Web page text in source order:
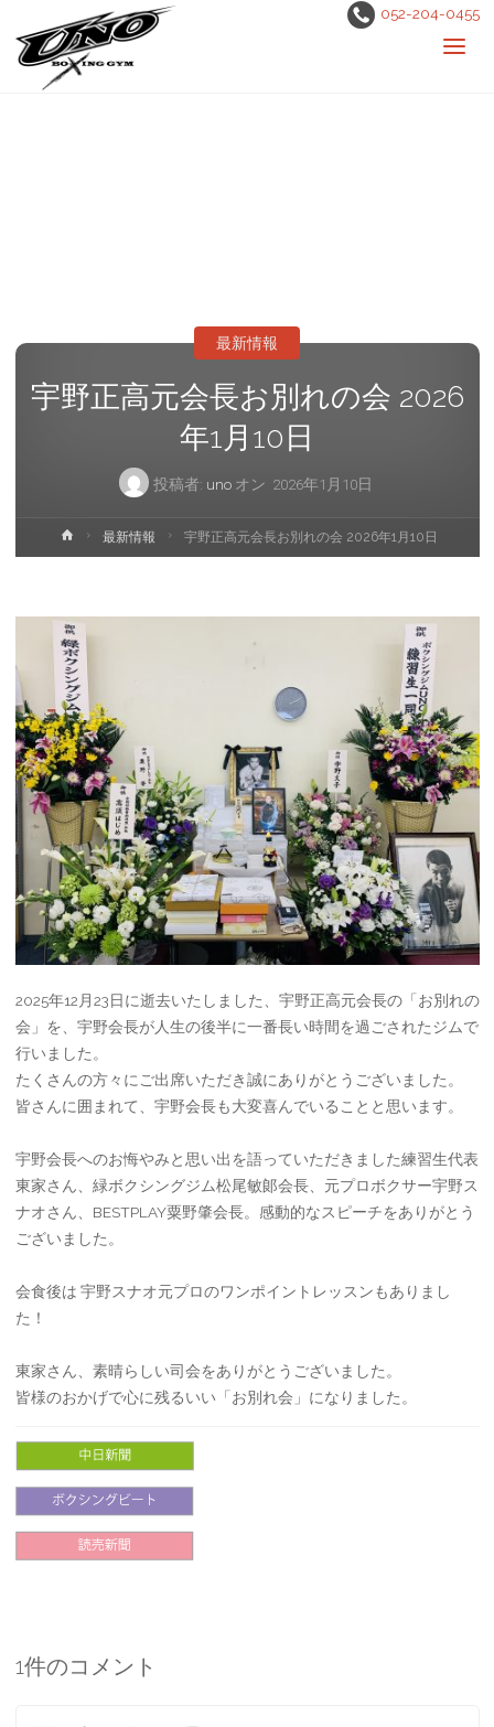
052-204-0455
宇野正高元会長お別れの会 2026
年1月10日
投稿者: uno オン 2026年1月10日
最新情報
ホ
ー
最新情報 宇野正高元会長お別れの会 2026年1月10日
2025年12月23日に逝去いたしました、宇野正高元会長の「お別れの
会」を、宇野会長が人生の後半に一番長い時間を過ごされたジムで
行いました。
たくさんの方々にご出席いただき誠にありがとうございました。
皆さんに囲まれて、宇野会長も大変喜んでいることと思います。
宇野会長へのお悔やみと思い出を語っていただきました練習生代表
東家さん、緑ボクシングジム松尾敏郞会長、元プロボクサー宇野ス
ナオさん、BESTPLAY粟野肇会長。感動的なスピーチをありがとう
ございました。
会食後は 宇野スナオ元プロのワンポイントレッスンもありまし
た！
東家さん、素晴らしい司会をありがとうございました。
皆様のおかげで心に残るいい「お別れ会」になりました。
1件のコメント